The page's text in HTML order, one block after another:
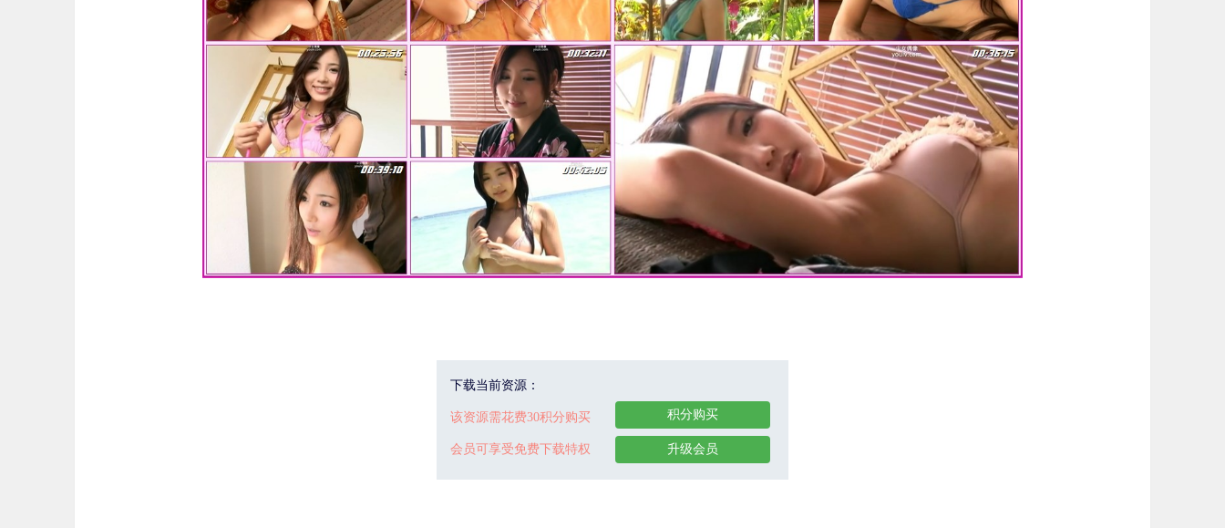
下载当前资源：
该资源需花费30积分购买
会员可享受免费下载特权
积分购买
升级会员